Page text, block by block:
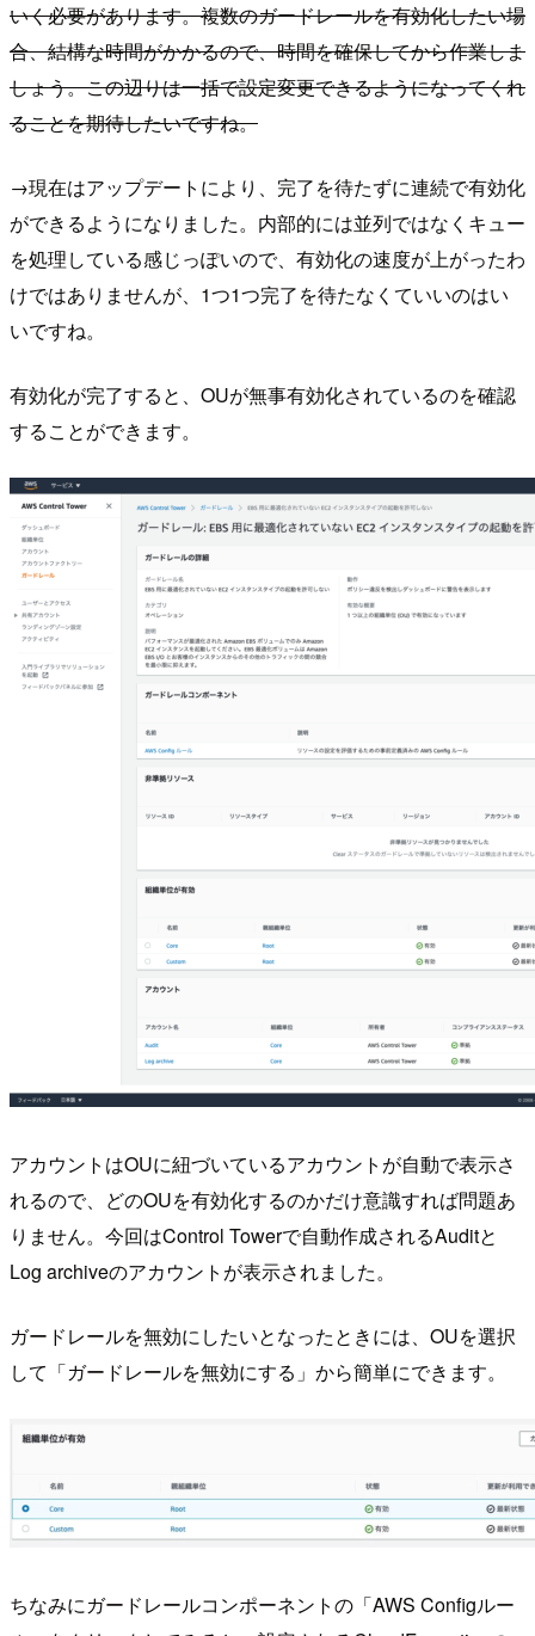
いく必要があります。複数のガードレールを有効化したい場
合、結構な時間がかかるので、時間を確保してから作業しま
しょう。この辺りは一括で設定変更できるようになってくれ
ることを期待したいですね。
→現在はアップデートにより、完了を待たずに連続で有効化
ができるようになりました。内部的には並列ではなくキュー
を処理している感じっぽいので、有効化の速度が上がったわ
けではありませんが、1つ1つ完了を待たなくていいのはい
いですね。
有効化が完了すると、OUが無事有効化されているのを確認
することができます。
アカウントはOUに紐づいているアカウントが自動で表示さ
れるので、どのOUを有効化するのかだけ意識すれば問題あ
りません。今回はControl Towerで自動作成されるAuditと
Log archiveのアカウントが表示されました。
ガードレールを無効にしたいとなったときには、OUを選択
して「ガードレールを無効にする」から簡単にできます。
ちなみにガードレールコンポーネントの「AWS Configルー